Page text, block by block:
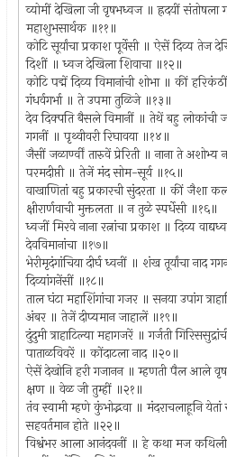
व्योमीं देखिला जी वृषभध्वज ॥ ह्रदयीं
महाशुभसार्थक ॥११॥
कोटि सूर्यांचा प्रकाश पूर्वेसी ॥ ऐसें दिव्य तेज
दिशीं ॥ ध्वज देखिला शिवाचा ॥१२॥
कोटि पद्में दिव्य विमानांची शोभा ॥ कीं
गंधर्वगर्भा ॥ ते उपमा तुळिजे ॥१३॥
देव दिक्पति बैसले विमानीं ॥ तेथें बहु लोकांची
गगनीं ॥ पृथ्वीवरी रिघावया ॥१४॥
जैसीं जळार्ण्वीं तारुवें प्रेरिती ॥ नाना ते अशोभ्य
परमदीप्ती ॥ तेजें मंद सोम-सूर्य ॥१५॥
वाखाणितां बहु प्रकारची सुंदरता ॥ कीं जैशा
क्षीरार्णवाची मुक्तलता ॥ न तुळे स्पर्धेसी ॥१६॥
ध्वजीं मिरवे नाना रत्नांचा प्रकाश ॥ दिव्य
देवविमानांचा ॥१७॥
भेरीमृदंगांचिया दीर्घ ध्वनीं ॥ शंख तूर्यांचा
दिव्यांगनेंसीं ॥१८॥
ताल घंटा महाशिंगांचा गजर ॥ सनया उपांग
अंबर ॥ तेजें दीप्यमान जाहालें ॥१९॥
दुंदुमी त्राहाटिल्या महागजरें ॥ गर्जती
पाताळविवरें ॥ कोंदाटला नाद ॥२०॥
ऐसें देखोनि हरी गजानन ॥ म्हणती पैल आले
क्षण ॥ वेळ जी तुम्हीं ॥२१॥
तंव स्वामी म्हणे कुंभोद्भवा ॥ मंदराचलाहूनि येतां
सहवर्तमान होते ॥२२॥
विश्वंभर आला आनंदवनीं ॥ हे कथा मज कथिली